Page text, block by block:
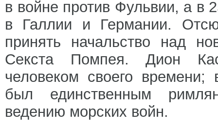
в войне против Фульвии, а в
в Галлии и Германии.
принять начальство над
Секста Помпея. Дион
человеком своего
был единственным
ведению морских войн.